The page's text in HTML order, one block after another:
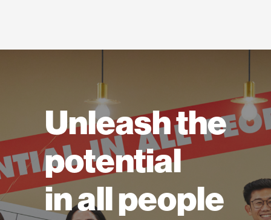
Unleash the
potential
in all people